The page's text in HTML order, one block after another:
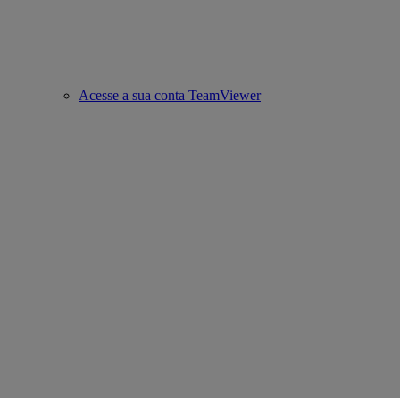
Acesse a sua conta TeamViewer